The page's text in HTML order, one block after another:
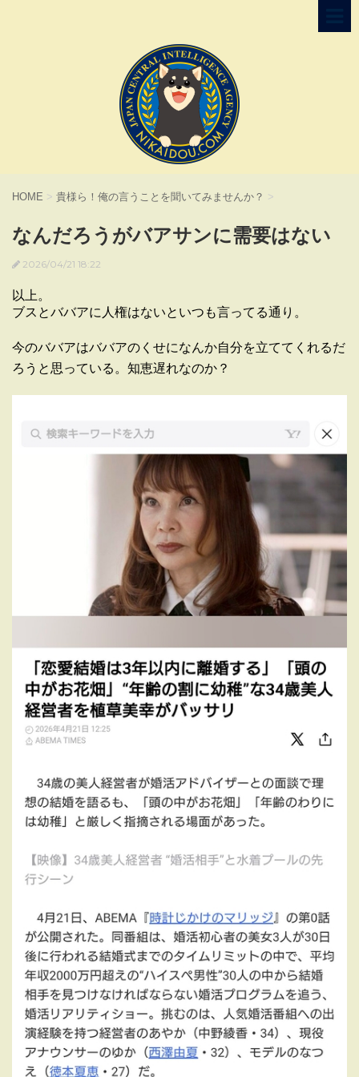
HOME > 貴様ら！俺の言うことを聞いてみませんか？ >
なんだろうがバアサンに需要はない
2026/04/21 18:22
以上。
ブスとババアに人権はないといつも言ってる通り。
今のババアはババアのくせになんか自分を立ててくれるだ
ろうと思っている。知恵遅れなのか？